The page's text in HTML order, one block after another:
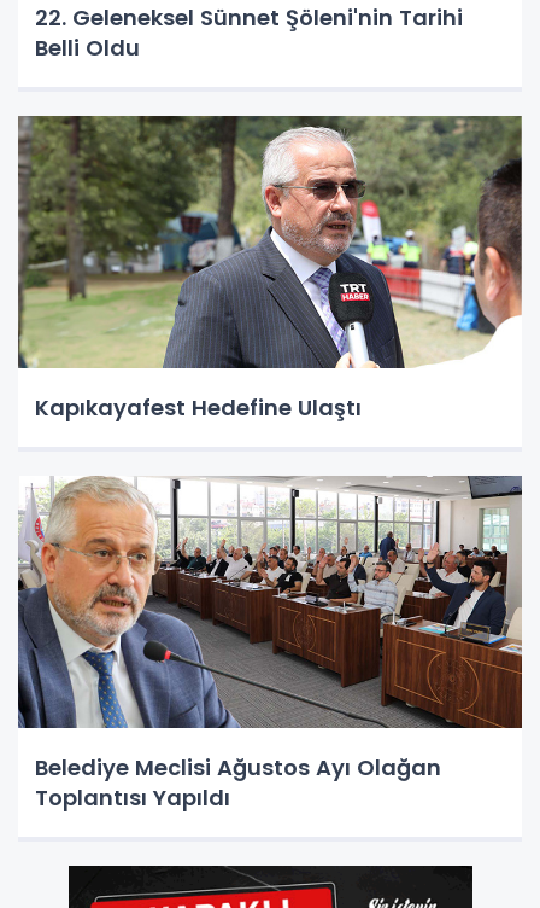
22. Geleneksel Sünnet Şöleni'nin Tarihi
Belli Oldu
Kapıkayafest Hedefine Ulaştı
Belediye Meclisi Ağustos Ayı Olağan
Toplantısı Yapıldı